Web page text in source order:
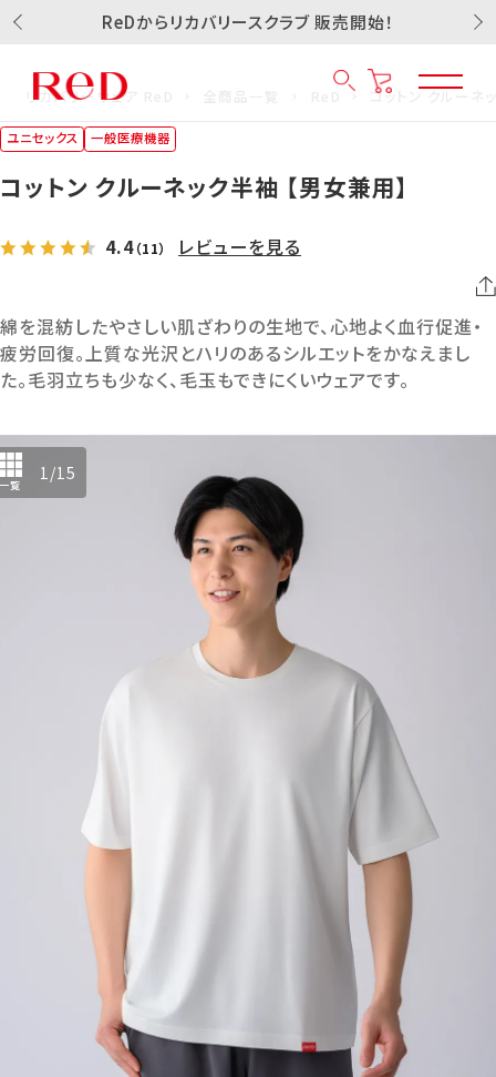
ReDからリカバリースクラブ 販売開始！
リカバリーウェア ReD コットン クルーネ
ユニセックス 一般医療機器
コットン クルーネック半袖 【男女兼用】
4.4（11） レビューを見る
綿を混紡したやさしい肌ざわりの生地で、心地よく血行促進・
疲労回復。上質な光沢とハリのあるシルエットをかなえまし
た。毛羽立ちも少なく、毛玉もできにくいウェアです。
一覧
1/15